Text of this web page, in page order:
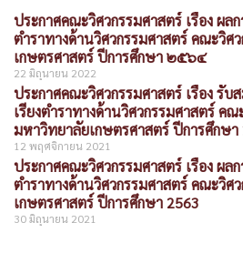
ประกาศคณะวิศวกรรมศาสตร์ เรื่อง ผลก
ตำราทางด้านวิศวกรรมศาสตร์ คณะวิศ
เกษตรศาสตร์ ปีการศึกษา ๒๕๖๔
22 มิถุนายน 2022
ประกาศคณะวิศวกรรมศาสตร์ เรื่อง รับ
เรียงตำราทางด้านวิศวกรรมศาสตร์ ค
มหาวิทยาลัยเกษตรศาสตร์ ปีการศึกษา
12 พฤศจิกายน 2021
ประกาศคณะวิศวกรรมศาสตร์ เรื่อง ผลก
ตำราทางด้านวิศวกรรมศาสตร์ คณะวิศ
เกษตรศาสตร์ ปีการศึกษา 2563
30 มิถุนายน 2021